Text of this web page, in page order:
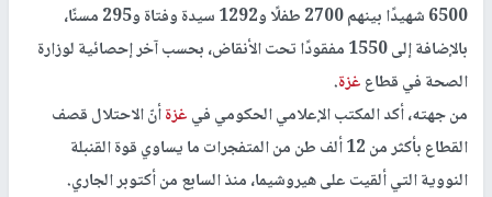
6500 شهيدًا بينهم 2700 طفلًا و1292 سيدة وفتاة و295 مسنًا،
بالإضافة إلى 1550 مفقودًا تحت الأنقاض، بحسب آخر إحصائية لوزارة
الصحة في قطاعغزة.
من جهته، أكد المكتب الإعلامي الحكومي فيغزةأنّ الاحتلال قصف
القطاع بأكثر من 12 ألف طن من المتفجرات ما يساوي قوة القنبلة
النووية التي ألقيت على هيروشيما، منذ السابع من أكتوبر الجاري.